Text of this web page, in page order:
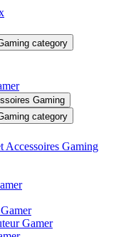
category
Gaming
category
Accessoires Gaming
Gamer